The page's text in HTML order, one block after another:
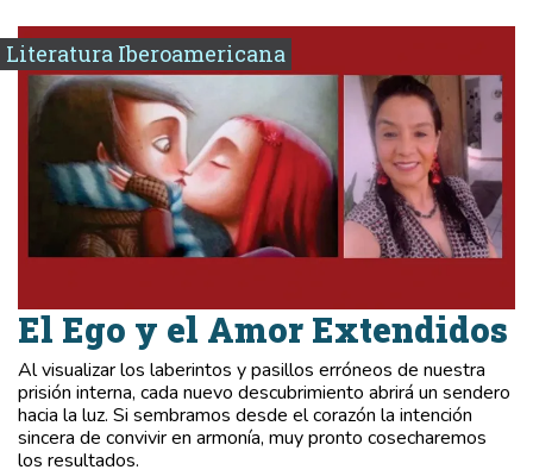
Literatura Iberoamericana
El Ego y el Amor Extendidos
Al visualizar los laberintos y pasillos erróneos de nuestra
prisión interna, cada nuevo descubrimiento abrirá un sendero
hacia la luz. Si sembramos desde el corazón la intención
sincera de convivir en armonía, muy pronto cosecharemos
los resultados.